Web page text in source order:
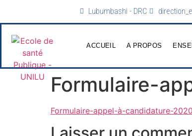
Lubumbashi - DRC
ACCUEIL A PROPOS
Formulaire-
Formulaire-appel-à-candidature-